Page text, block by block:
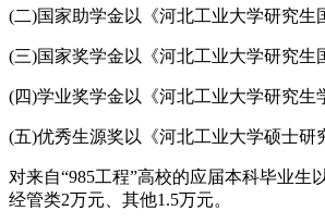
(二)国家助学金以《河北工业大学研究生
(三)国家奖学金以《河北工业大学研究生
(四)学业奖学金以《河北工业大学研究生
(五)优秀生源奖以《河北工业大学硕士研
对来自“985工程”高校的应届本科毕业
经管类2万元、其他1.5万元。